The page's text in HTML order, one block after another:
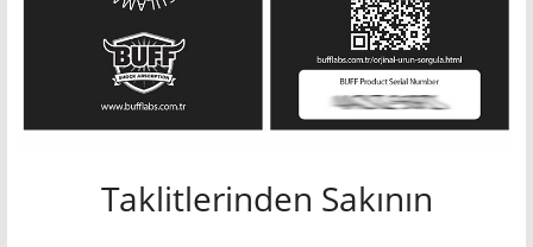
Taklitlerinden Sakının